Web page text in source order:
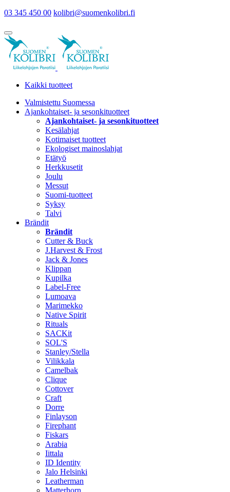
03 345 450 00 kolibri@suomenkolibri.fi
Kaikki tuotteet
Valmistettu Suomessa
Ajankohtaiset- ja sesonkituotteet
Ajankohtaiset- ja sesonkituotteet
Kesälahjat
Kotimaiset tuotteet
Ekologiset mainoslahjat
Etätyö
Herkkusetit
Joulu
Messut
Suomi-tuotteet
Syksy
Talvi
Brändit
Brändit
Cutter & Buck
J.Harvest & Frost
Jack & Jones
Klippan
Kupilka
Label-Free
Lumoava
Marimekko
Native Spirit
Rituals
SACKit
SOL'S
Stanley/Stella
Vilikkala
Camelbak
Clique
Cottover
Craft
Dorre
Finlayson
Firephant
Fiskars
Arabia
Iittala
ID Identity
Jalo Helsinki
Leatherman
Matterhorn